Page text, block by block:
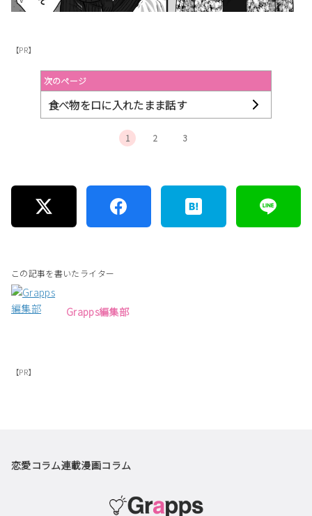
【PR】
次のページ
食べ物を口に入れたまま話す
1 2 3
この記事を書いたライター
Grapps編集部
【PR】
恋愛コラム連載漫画コラム